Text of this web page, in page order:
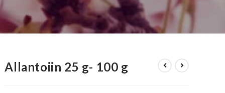
Allantoiin 25 g- 100 g